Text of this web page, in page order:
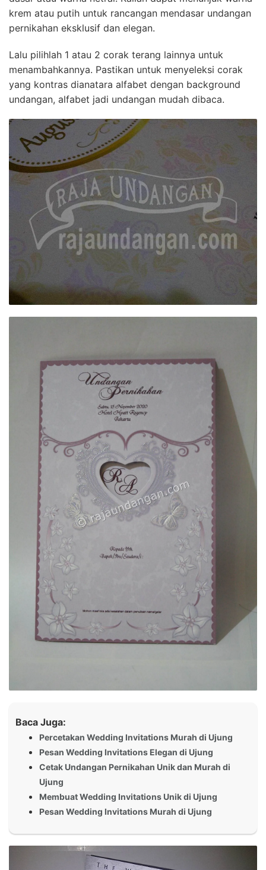
krem atau putih untuk rancangan mendasar undangan
pernikahan eksklusif dan elegan.
Lalu pilihlah 1 atau 2 corak terang lainnya untuk
menambahkannya. Pastikan untuk menyeleksi corak
yang kontras dianatara alfabet dengan background
undangan, alfabet jadi undangan mudah dibaca.
Baca Juga:
Percetakan Wedding Invitations Murah di Ujung
Pesan Wedding Invitations Elegan di Ujung
Cetak Undangan Pernikahan Unik dan Murah di
Ujung
Membuat Wedding Invitations Unik di Ujung
Pesan Wedding Invitations Murah di Ujung